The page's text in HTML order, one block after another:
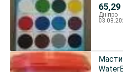
65,29
Дніпро